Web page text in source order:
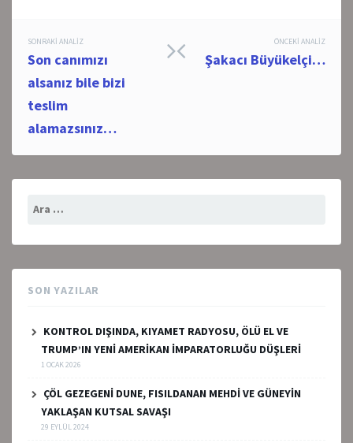
Post
navigation
ÖNCEKI ANALIZ
Şakacı Büyükelçi…
SONRAKI ANALIZ
Son canımızı
alsanız bile bizi
teslim
alamazsınız…
Arama:
SON YAZILAR
KONTROL DIŞINDA, KIYAMET RADYOSU, ÖLÜ EL VE
TRUMP’IN YENİ AMERİKAN İMPARATORLUĞU DÜŞLERİ
1 OCAK 2026
ÇÖL GEZEGENİ DUNE, FISILDANAN MEHDİ VE GÜNEYİN
YAKLAŞAN KUTSAL SAVAŞI
29 EYLÜL 2024